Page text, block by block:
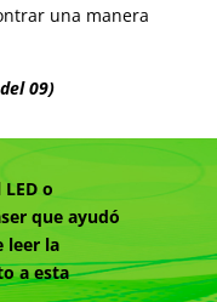
una manera
09)
o
que ayudó
leer la
a esta